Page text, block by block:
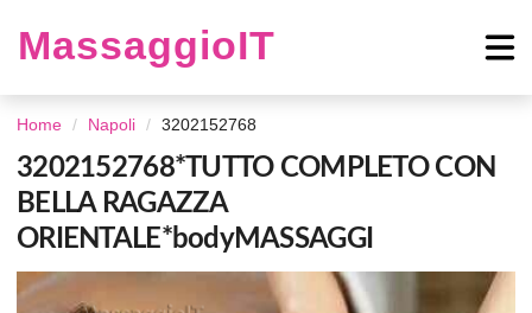
MassaggioIT
Home Napoli 3202152768
3202152768*TUTTO COMPLETO CON
BELLA RAGAZZA
ORIENTALE*bodyMASSAGGI